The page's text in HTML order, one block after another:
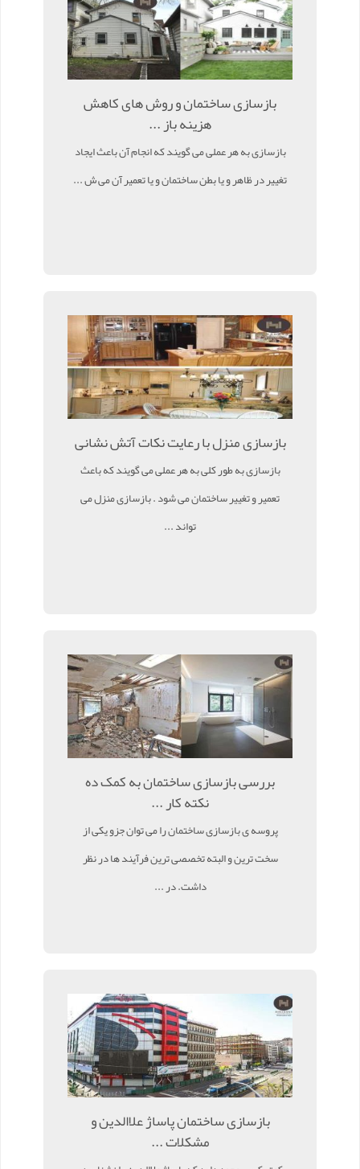
بازسازی ساختمان و روش های کاهش
هزینه باز ...
بازسازی به هر عملی می گویند که انجام آن باعث ایجاد
تغییر در ظاهر و یا بطن ساختمان و یا تعمیر آن می ش ...
بازسازی منزل با رعایت نکات آتش نشانی
بازسازی به طور کلی به هر عملی می گویند که باعث
تعمیر و تغییر ساختمان می شود . بازسازی منزل می
تواند ...
بررسی بازسازی ساختمان به کمک ده
نکته کار ...
پروسه ی بازسازی ساختمان را می توان جزو یکی از
سخت ترین و البته تخصصی ترین فرآیند ها در نظر
داشت. در ...
بازسازی ساختمان پاساژ علاالدین و
مشکلات ...